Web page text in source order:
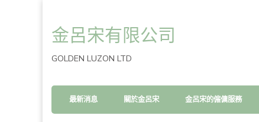
金呂宋有限公司
GOLDEN LUZON LTD
最新消息 關於金呂宋 金呂宋的僱傭服務